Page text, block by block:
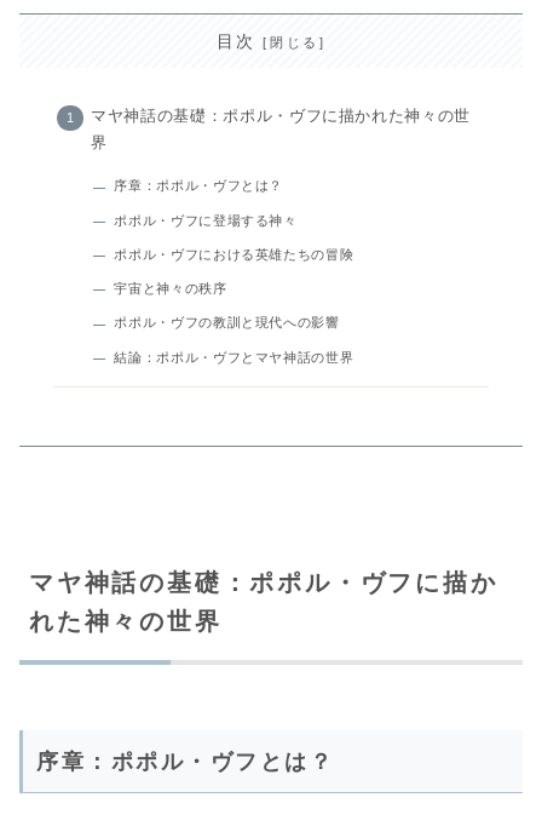
目次
マヤ神話の基礎：ポポル・ヴフに描かれた神々の世
界
序章：ポポル・ヴフとは？
ポポル・ヴフに登場する神々
ポポル・ヴフにおける英雄たちの冒険
宇宙と神々の秩序
ポポル・ヴフの教訓と現代への影響
結論：ポポル・ヴフとマヤ神話の世界
マヤ神話の基礎：ポポル・ヴフに描か
れた神々の世界
序章：ポポル・ヴフとは？